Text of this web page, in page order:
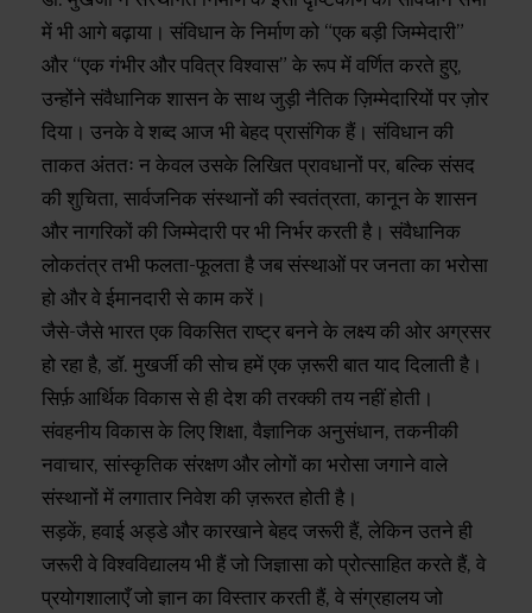
में भी आगे बढ़ाया। संविधान के निर्माण को “एक बड़ी जिम्मेदारी”
और “एक गंभीर और पवित्र विश्वास” के रूप में वर्णित करते हुए,
उन्होंने संवैधानिक शासन के साथ जुड़ी नैतिक ज़िम्मेदारियों पर ज़ोर
दिया। उनके वे शब्द आज भी बेहद प्रासंगिक हैं। संविधान की
ताकत अंततः न केवल उसके लिखित प्रावधानों पर, बल्कि संसद
की शुचिता, सार्वजनिक संस्थानों की स्वतंत्रता, कानून के शासन
और नागरिकों की जिम्मेदारी पर भी निर्भर करती है। संवैधानिक
लोकतंत्र तभी फलता-फूलता है जब संस्थाओं पर जनता का भरोसा
हो और वे ईमानदारी से काम करें।
जैसे-जैसे भारत एक विकसित राष्ट्र बनने के लक्ष्य की ओर अग्रसर
हो रहा है, डॉ. मुखर्जी की सोच हमें एक ज़रूरी बात याद दिलाती है।
सिर्फ़ आर्थिक विकास से ही देश की तरक्की तय नहीं होती।
संवहनीय विकास के लिए शिक्षा, वैज्ञानिक अनुसंधान, तकनीकी
नवाचार, सांस्कृतिक संरक्षण और लोगों का भरोसा जगाने वाले
संस्थानों में लगातार निवेश की ज़रूरत होती है।
सड़कें, हवाई अड्डे और कारखाने बेहद जरूरी हैं, लेकिन उतने ही
जरूरी वे विश्वविद्यालय भी हैं जो जिज्ञासा को प्रोत्साहित करते हैं, वे
प्रयोगशालाएँ जो ज्ञान का विस्तार करती हैं, वे संग्रहालय जो